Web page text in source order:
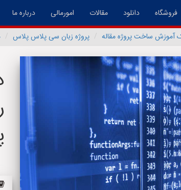
فروشگاه دانلود مقالات امورمالی درباره ما
آموزش ساخت پروژه مقاله پروژه زبان سی پلاس پلاس